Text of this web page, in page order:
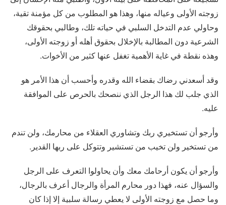
زوجته الأولى وعياله منها، وهذا هو المطلوب من كل مؤمنة تقية،
وحاولي عدم التدخل السلبي في حياته تلك، وطالبي بحقوقك
الشرعية دون المطالبة بالإخلال بحقوق أهله أو زوجته الأولى،
وهذه نقطة في غاية الأهمية تغفل عنها كثير من الأخوات.
وقد أسعدني رضاك بقضاء الله وقدره وأحسب أن هذا الأمر هو
الذي جلب لك هذا الرجل الذي ننصحك بالحرص على الموافقة
عليه.
وأرجو أن تستخيري ربك وتشاوري العقلاء من محارمك، ولن تندم
من تستخير ولن تخيب من تستشير وتتوكل على ربها القدير.
وأرجو أن يكون أرحامك معك وأن يحاولوا التعرف على الرجل
والسؤال عنه، فهذا دور محارم المرأة والرجال أعرف بالرجال،
وما حصل مع زوجته الأولى لا يعطي رسالة سلبية إلا إذا كان